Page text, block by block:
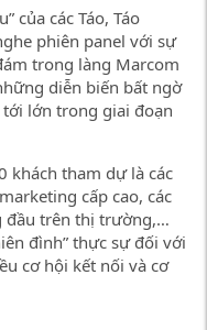
của các Táo, Táo
phiên panel với sự
trong làng Marcom
diễn biến bất ngờ
lớn trong giai đoạn
khách tham dự là các
cấp cao, các
đầu trên thị trường,…
đình” thực sự đối với
cơ hội kết nối và cơ